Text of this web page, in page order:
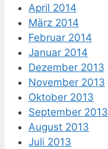
April 2014
März 2014
Februar 2014
Januar 2014
Dezember 2013
November 2013
Oktober 2013
September 2013
August 2013
Juli 2013